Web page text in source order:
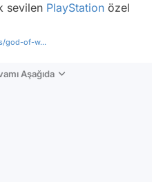
sevilen PlayStation özel
god-of-w...
Aşağıda